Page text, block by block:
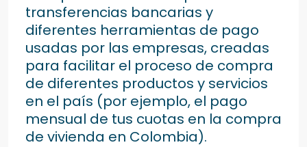
transferencias bancarias y
diferentes herramientas de pago
usadas por las empresas, creadas
para facilitar el proceso de compra
de diferentes productos y servicios
en el país (por ejemplo, el pago
mensual de tus cuotas en la compra
de vivienda en Colombia).